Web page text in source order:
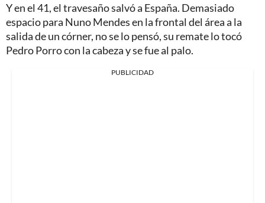
Y en el 41, el travesaño salvó a España. Demasiado
espacio para Nuno Mendes en la frontal del área a la
salida de un córner, no se lo pensó, su remate lo tocó
Pedro Porro con la cabeza y se fue al palo.
PUBLICIDAD